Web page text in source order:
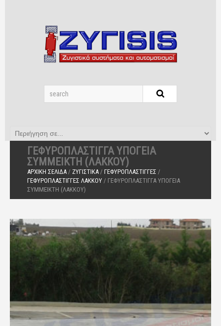
ΓΕΦΥΡΟΠΛΆΣΤΙΓΓΑ ΥΠΌΓΕΙΑ
ΣΎΜΜΕΙΚΤΗ (ΛΆΚΚΟΥ)
ΑΡΧΙΚΉ ΣΕΛΊΔΑ / ΖΥΓΙΣΤΙΚΆ / ΓΕΦΥΡΟΠΛΆΣΤΙΓΓΕΣ /
ΓΕΦΥΡΟΠΛΆΣΤΙΓΓΕΣ ΛΆΚΚΟΥ / ΓΕΦΥΡΟΠΛΆΣΤΙΓΓΑ ΥΠΌΓΕΙΑ
ΣΎΜΜΕΙΚΤΗ (ΛΆΚΚΟΥ)